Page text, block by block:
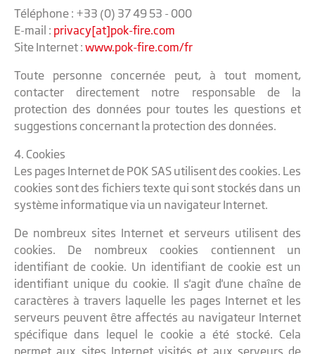
Téléphone : +33 (0) 37 49 53 - 000
E-mail : privacy[at]pok-fire.com
Site Internet : www.pok-fire.com/fr
Toute personne concernée peut, à tout moment,
contacter directement notre responsable de la
protection des données pour toutes les questions et
suggestions concernant la protection des données.
4. Cookies
Les pages Internet de POK SAS utilisent des cookies. Les
cookies sont des fichiers texte qui sont stockés dans un
système informatique via un navigateur Internet.
De nombreux sites Internet et serveurs utilisent des
cookies. De nombreux cookies contiennent un
identifiant de cookie. Un identifiant de cookie est un
identifiant unique du cookie. Il s'agit d'une chaîne de
caractères à travers laquelle les pages Internet et les
serveurs peuvent être affectés au navigateur Internet
spécifique dans lequel le cookie a été stocké. Cela
permet aux sites Internet visités et aux serveurs de